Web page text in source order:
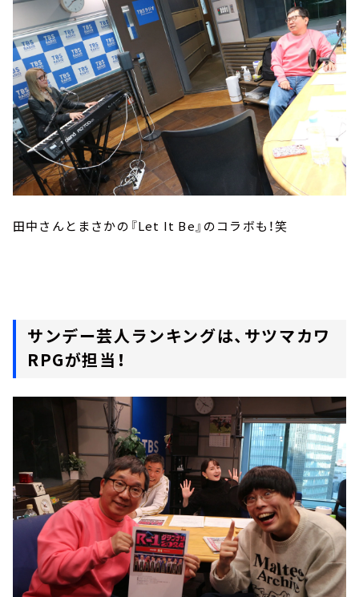
田中さんとまさかの『Let It Be』のコラボも！笑
サンデー芸人ランキングは、サツマカワ
RPGが担当！